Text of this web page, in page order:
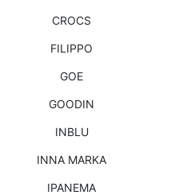
CROCS
FILIPPO
GOE
GOODIN
INBLU
INNA MARKA
IPANEMA